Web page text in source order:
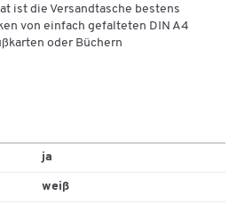
ist die Versandtasche bestens
von einfach gefalteten DIN A4
oder Büchern
ja
weiß